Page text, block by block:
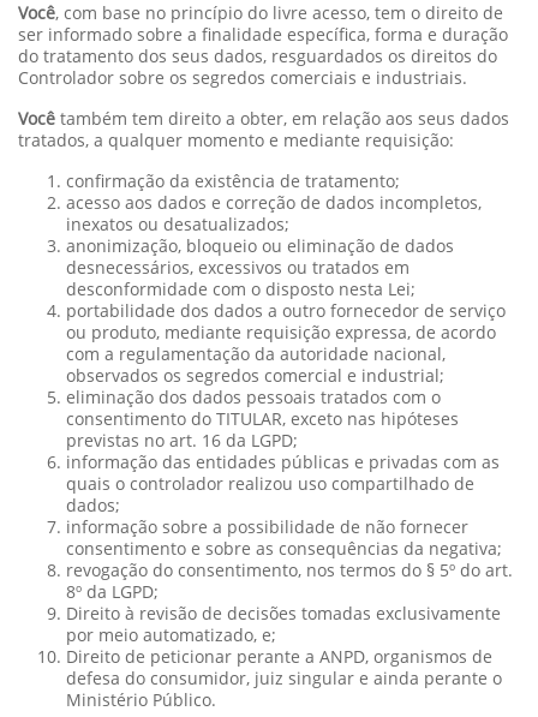
Você, com base no princípio do livre acesso, tem o direito de
ser informado sobre a finalidade específica, forma e duração
do tratamento dos seus dados, resguardados os direitos do
Controlador sobre os segredos comerciais e industriais.
Você também tem direito a obter, em relação aos seus dados
tratados, a qualquer momento e mediante requisição:
confirmação da existência de tratamento;
acesso aos dados e correção de dados incompletos,
inexatos ou desatualizados;
anonimização, bloqueio ou eliminação de dados
desnecessários, excessivos ou tratados em
desconformidade com o disposto nesta Lei;
portabilidade dos dados a outro fornecedor de serviço
ou produto, mediante requisição expressa, de acordo
com a regulamentação da autoridade nacional,
observados os segredos comercial e industrial;
eliminação dos dados pessoais tratados com o
consentimento do TITULAR, exceto nas hipóteses
previstas no art. 16 da LGPD;
informação das entidades públicas e privadas com as
quais o controlador realizou uso compartilhado de
dados;
informação sobre a possibilidade de não fornecer
consentimento e sobre as consequências da negativa;
revogação do consentimento, nos termos do § 5º do art.
8º da LGPD;
Direito à revisão de decisões tomadas exclusivamente
por meio automatizado, e;
Direito de peticionar perante a ANPD, organismos de
defesa do consumidor, juiz singular e ainda perante o
Ministério Público.